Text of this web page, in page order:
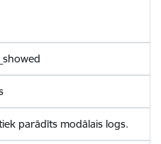
parādīts modālais logs.